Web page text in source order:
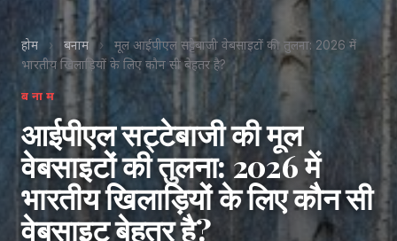
होम › बनाम ›
मूल आईपीएल सट्टेबाजी वेबसाइटों की तुलना: 2026 में
भारतीय खिलाड़ियों के लिए कौन सी बेहतर है?
बनाम
आईपीएल सट्टेबाजी की मूल
वेबसाइटों की तुलना: 2026 में
भारतीय खिलाड़ियों के लिए कौन सी
वेबसाइट बेहतर है?